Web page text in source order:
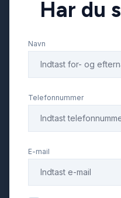
El-klapbare
El-ruder x4
Har du
Navn
Telefonnummer
E-mail